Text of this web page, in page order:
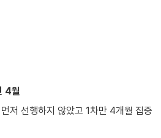
4월
저 선행하지 않았고 1차만 4개월 집중